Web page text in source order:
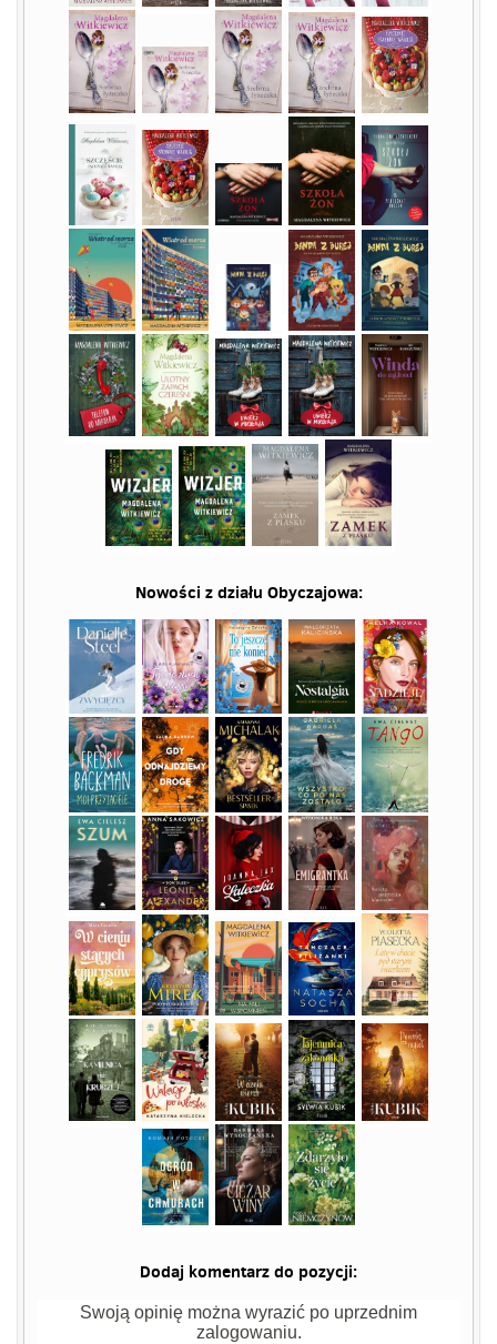
Nowości z działu Obyczajowa:
Dodaj komentarz do pozycji:
Swoją opinię można wyrazić po uprzednim
zalogowaniu.